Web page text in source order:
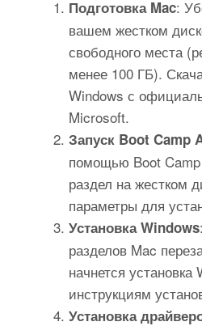
Подготовка Mac:
вашем жестком
свободного места
менее 100 ГБ).
Windows с
Microsoft.
Запуск Boot Camp
помощью Boot
раздел на жестком
параметры для
Установка Windows
разделов Mac
начнется
инструкциям
Установка